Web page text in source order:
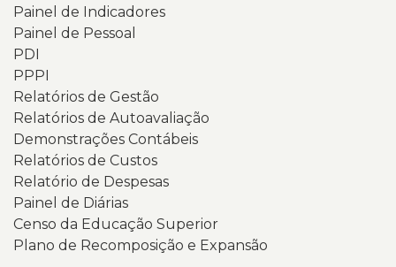
Painel de Indicadores
Painel de Pessoal
PDI
PPPI
Relatórios de Gestão
Relatórios de Autoavaliação
Demonstrações Contábeis
Relatórios de Custos
Relatório de Despesas
Painel de Diárias
Censo da Educação Superior
Plano de Recomposição e Expansão